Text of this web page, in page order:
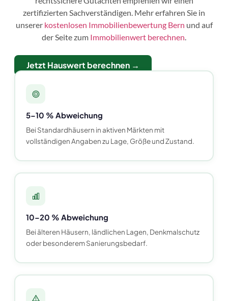
zertifizierten Sachverständigen. Mehr erfahren Sie in
unserer kostenlosen Immobilienbewertung Bern und auf
der Seite zum Immobilienwert berechnen.
Jetzt Hauswert berechnen →
5–10 % Abweichung
Bei Standardhäusern in aktiven Märkten mit
vollständigen Angaben zu Lage, Größe und Zustand.
10–20 % Abweichung
Bei älteren Häusern, ländlichen Lagen, Denkmalschutz
oder besonderem Sanierungsbedarf.